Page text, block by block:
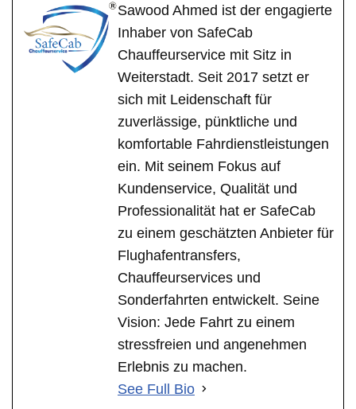
Sawood Ahmed ist der engagierte
Inhaber von SafeCab
Chauffeurservice mit Sitz in
Weiterstadt. Seit 2017 setzt er
sich mit Leidenschaft für
zuverlässige, pünktliche und
komfortable Fahrdienstleistungen
ein. Mit seinem Fokus auf
Kundenservice, Qualität und
Professionalität hat er SafeCab
zu einem geschätzten Anbieter für
Flughafentransfers,
Chauffeurservices und
Sonderfahrten entwickelt. Seine
Vision: Jede Fahrt zu einem
stressfreien und angenehmen
Erlebnis zu machen.
See Full Bio